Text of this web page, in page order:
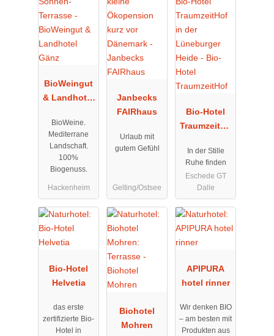
BioWeingut
& Landhotel
BioWeine.
Mediterrane
Landschaft.
100%
Biogenuss.
Hackenheim
Janbecks
FAIRhaus
Urlaub mit
gutem Gefühl
Gelting/Ostsee
Bio-Hotel
TraumzeitHo
In der Stille
Ruhe finden
Eschede GT
Dalle
Bio-Hotel
Helvetia
das erste
zertifizierte Bio-
Hotel in
Biohotel
Mohren
APIPURA
hotel rinner
Wir denken BIO
– am besten mit
Produkten aus